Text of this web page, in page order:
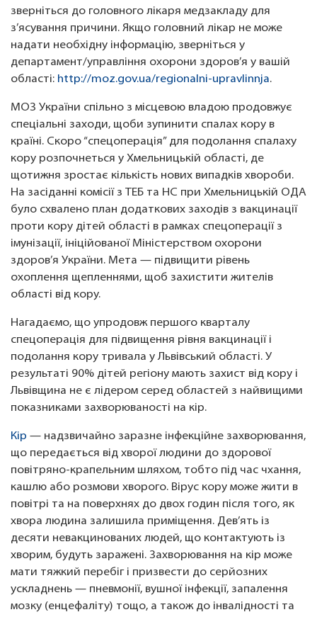
зверніться до головного лікаря медзакладу для
з’ясування причини. Якщо головний лікар не може
надати необхідну інформацію, зверніться у
департамент/управління охорони здоров’я у вашій
області: http://moz.gov.ua/regionalni-upravlinnja.
МОЗ України спільно з місцевою владою продовжує
спеціальні заходи, щоби зупинити спалах кору в
країні. Скоро “спецоперація” для подолання спалаху
кору розпочнеться у Хмельницькій області, де
щотижня зростає кількість нових випадків хвороби.
На засіданні комісії з ТЕБ та НС при Хмельницькій ОДА
було схвалено план додаткових заходів з вакцинації
проти кору дітей області в рамках спецоперації з
імунізації, ініційованої Міністерством охорони
здоров’я України. Мета — підвищити рівень
охоплення щепленнями, щоб захистити жителів
області від кору.
Нагадаємо, що упродовж першого кварталу
спецоперація для підвищення рівня вакцинації і
подолання кору тривала у Львівський області. У
результаті 90% дітей регіону мають захист від кору і
Львівщина не є лідером серед областей з найвищими
показниками захворюваності на кір.
Кір — надзвичайно заразне інфекційне захворювання,
що передається від хворої людини до здорової
повітряно-крапельним шляхом, тобто під час чхання,
кашлю або розмови хворого. Вірус кору може жити в
повітрі та на поверхнях до двох годин після того, як
хвора людина залишила приміщення. Дев’ять із
десяти невакцинованих людей, що контактують із
хворим, будуть заражені. Захворювання на кір може
мати тяжкий перебіг і призвести до серйозних
ускладнень — пневмонії, вушної інфекції, запалення
мозку (енцефаліту) тощо, а також до інвалідності та